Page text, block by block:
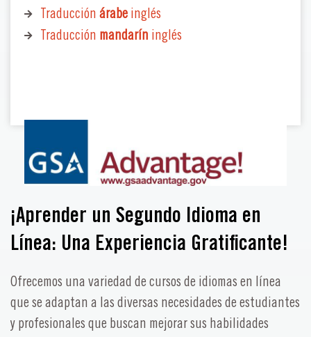
Traducción árabeinglés
Traducción mandarín inglés
¡Aprender un Segundo Idioma en
Línea: Una Experiencia Gratificante!
Ofrecemos una variedad de cursos de idiomas en línea
que se adaptan a las diversas necesidades de estudiantes
y profesionales que buscan mejorar sus habilidades